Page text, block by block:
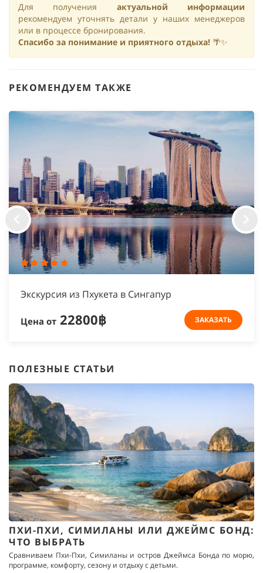
Для получения актуальной информации
рекомендуем уточнять детали у наших менеджеров
или в процессе бронирования.
Спасибо за понимание и приятного отдыха! 🌴✨
РЕКОМЕНДУЕМ ТАКЖЕ
Экскурсия из Пхукета в Сингапур
Цена от 22800฿ ЗАКАЗАТЬ
ПОЛЕЗНЫЕ СТАТЬИ
ПХИ-ПХИ, СИМИЛАНЫ ИЛИ ДЖЕЙМС БОНД:
ЧТО ВЫБРАТЬ
Сравниваем Пхи-Пхи, Симиланы и остров Джеймса Бонда по морю,
программе, комфорту, сезону и отдыху с детьми.